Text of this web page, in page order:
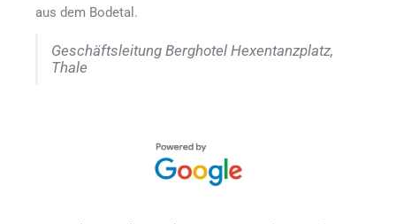
aus dem Bodetal.
Geschäftsleitung Berghotel Hexentanzplatz,
Thale